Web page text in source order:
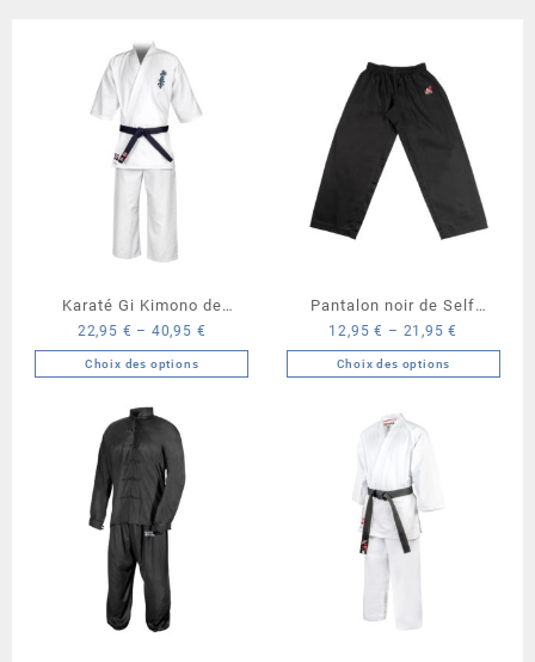
Karaté Gi Kimono de
Kyokushinkaï FUJIMAE
22,95 € – 40,95 €
Choix des options
produit
plusieurs
variations.
Les
options
peuvent
être
choisies
Pantalon noir de Self
Défense FUJIMAE
12,95€ – 21,95€
Choix des options
produit
plusieurs
variations.
Les
options